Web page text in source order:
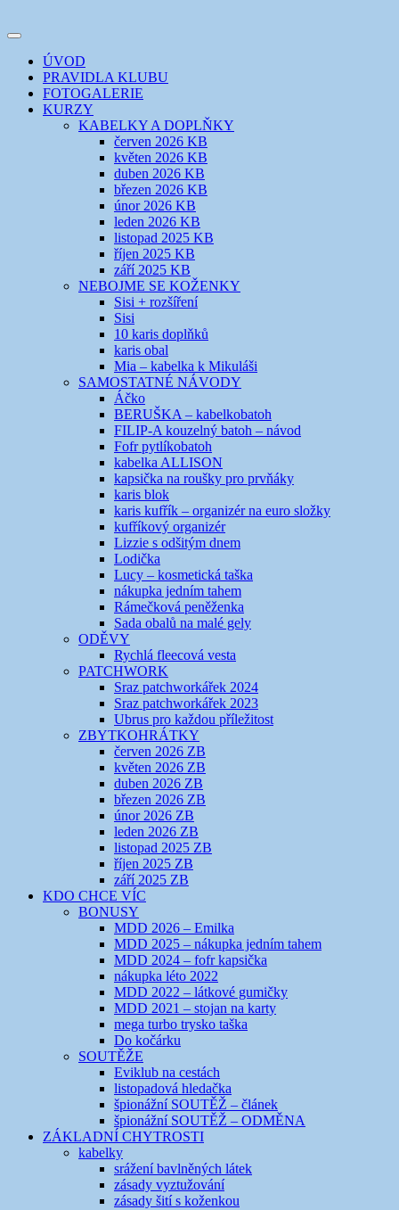
k
webuEVIKLUB
šicí klub
Toggle
navigation
ÚVOD
PRAVIDLA KLUBU
FOTOGALERIE
KURZY
KABELKY A DOPLŇKY
červen 2026 KB
květen 2026 KB
duben 2026 KB
březen 2026 KB
únor 2026 KB
leden 2026 KB
listopad 2025 KB
říjen 2025 KB
září 2025 KB
NEBOJME SE KOŽENKY
Sisi + rozšíření
Sisi
10 karis doplňků
karis obal
Mia – kabelka k Mikuláši
SAMOSTATNÉ NÁVODY
Áčko
BERUŠKA – kabelkobatoh
FILIP-A kouzelný batoh – návod
Fofr pytlíkobatoh
kabelka ALLISON
kapsička na roušky pro prvňáky
karis blok
karis kufřík – organizér na euro složky
kufříkový organizér
Lizzie s odšitým dnem
Lodička
Lucy – kosmetická taška
nákupka jedním tahem
Rámečková peněženka
Sada obalů na malé gely
ODĚVY
Rychlá fleecová vesta
PATCHWORK
Sraz patchworkářek 2024
Sraz patchworkářek 2023
Ubrus pro každou příležitost
ZBYTKOHRÁTKY
červen 2026 ZB
květen 2026 ZB
duben 2026 ZB
březen 2026 ZB
únor 2026 ZB
leden 2026 ZB
listopad 2025 ZB
říjen 2025 ZB
září 2025 ZB
KDO CHCE VÍC
BONUSY
MDD 2026 – Emilka
MDD 2025 – nákupka jedním tahem
MDD 2024 – fofr kapsička
nákupka léto 2022
MDD 2022 – látkové gumičky
MDD 2021 – stojan na karty
mega turbo trysko taška
Do kočárku
SOUTĚŽE
Eviklub na cestách
listopadová hledačka
špionážní SOUTĚŽ – článek
špionážní SOUTĚŽ – ODMĚNA
ZÁKLADNÍ CHYTROSTI
kabelky
srážení bavlněných látek
zásady vyztužování
zásady šití s koženkou